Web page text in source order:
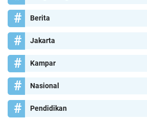
Berita
Jakarta
Kampar
Nasional
Pendidikan